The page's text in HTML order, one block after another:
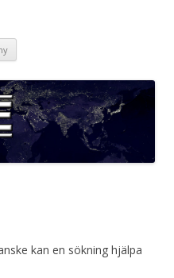
kan en sökning hjälpa